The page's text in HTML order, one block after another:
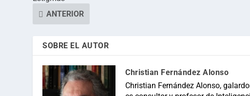
ANTERIOR
SOBRE EL AUTOR
Christian Fernández Alonso
Christian Fernández Alonso,